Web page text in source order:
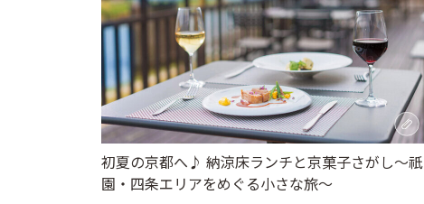
初夏の京都へ♪ 納涼床ランチと京菓子さがし〜祇
園・四条エリアをめぐる小さな旅〜